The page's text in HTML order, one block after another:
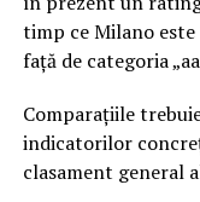
timp ce Milano
față de categoria
Comparațiile
indicatorilor
clasament general